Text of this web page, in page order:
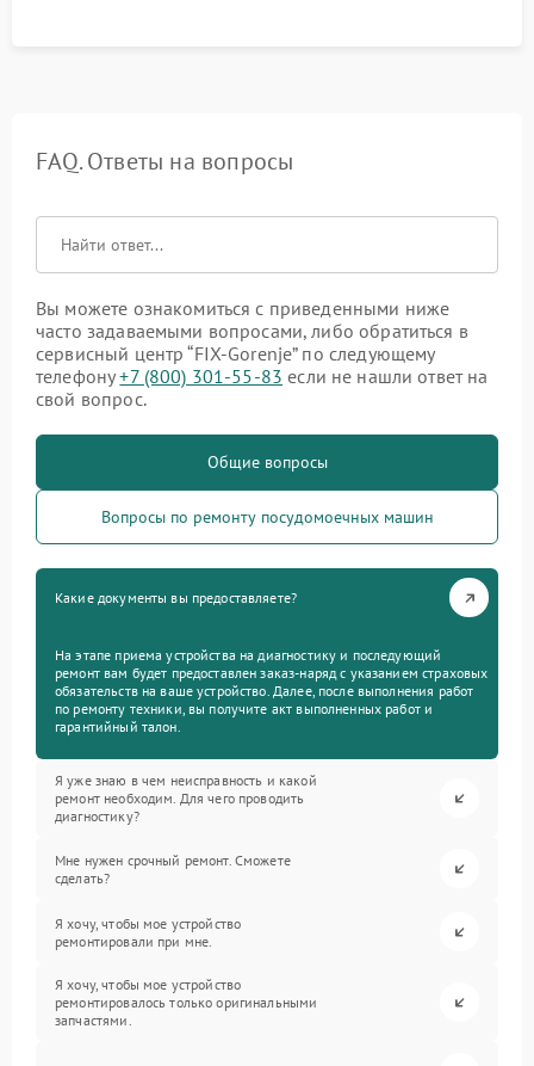
FAQ. Ответы на вопросы
Вы можете ознакомиться с приведенными ниже
часто задаваемыми вопросами, либо обратиться в
сервисный центр “FIX-Gorenje” по следующему
телефону+7 (800) 301-55-83 если не нашли ответ на
свой вопрос.
Общие вопросы
Вопросы по ремонту посудомоечных машин
Какие документы вы предоставляете?
На этапе приема устройства на диагностику и последующий
ремонт вам будет предоставлен заказ-наряд с указанием страховых
обязательств на ваше устройство. Далее, после выполнения работ
по ремонту техники, вы получите акт выполненных работ и
гарантийный талон.
Я уже знаю в чем неисправность и какой
ремонт необходим. Для чего проводить
диагностику?
Мне нужен срочный ремонт. Сможете
сделать?
Я хочу, чтобы мое устройство
ремонтировали при мне.
Я хочу, чтобы мое устройство
ремонтировалось только оригинальными
запчастями.